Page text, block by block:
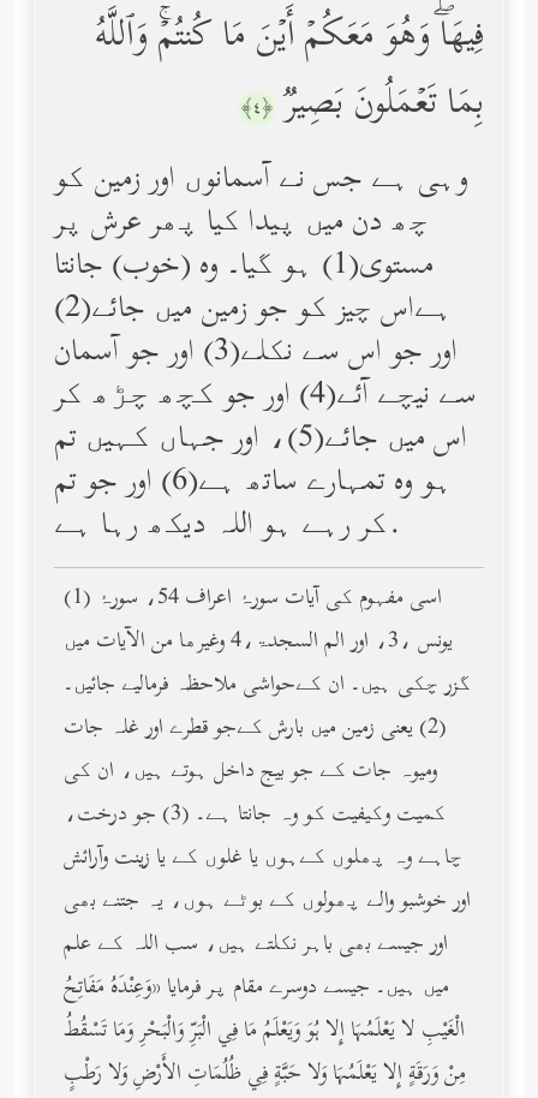
فِیهَاۖ وَهُوَ مَعَكُمۡ أَیۡنَ مَا كُنتُمۡۚ وَٱللَّهُ
بِمَا تَعۡمَلُونَ بَصِیرࣱ ﴿٤﴾
وہی ہے جس نے آسمانوں اور زمین کو
چھ دن میں پیدا کیا پھر عرش پر
مستوی(1) ہو گیا۔ وه (خوب) جانتا
ہےاس چیز کو جو زمین میں جائے(2)
اور جو اس سے نکلے(3) اور جو آسمان
سے نیچے آئے(4) اور جو کچھ چڑھ کر
اس میں جائے(5)، اور جہاں کہیں تم
ہو وه تمہارے ساتھ ہے(6) اور جو تم
کر رہے ہو اللہ دیکھ رہا ہے.
(1) اسی مفہوم کی آیات سورۂ اعراف 54، سورۂ
یونس ،3، اور الم السجدۃ،4 وغیرھا من الآیات میں
گزر چکی ہیں۔ ان کےحواشی ملاحظہ فرمالیے جائیں۔
(2) یعنی زمین میں بارش کےجو قطرے اور غلہ جات
ومیوہ جات کے جو بیج داخل ہوتے ہیں، ان کی
کمیت وکیفیت کو وہ جانتا ہے۔ (3) جو درخت،
چاہے وہ پھلوں کےہوں یا غلوں کے یا زینت وآرائش
اور خوشبو والے پھولوں کے بوٹے ہوں، یہ جتنے بھی
اور جیسے بھی باہر نکلتے ہیں، سب اللہ کے علم
میں ہیں۔ جیسے دوسرے مقام پر فرمایا «وَعِنْدَهُ مَفَاتِحُ
الْغَيْبِ لا يَعْلَمُهَا إِلا هُوَ وَيَعْلَمُ مَا فِي الْبَرِّ وَالْبَحْرِ وَمَا تَسْقُطُ
مِنْ وَرَقَةٍ إِلا يَعْلَمُهَا وَلا حَبَّةٍ فِي ظُلُمَاتِ الأَرْضِ وَلا رَطْبٍ